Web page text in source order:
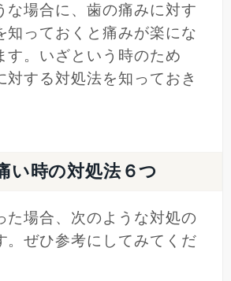
な場合に、歯の痛みに対す
知っておくと痛みが楽にな
す。いざという時のため
対する対処法を知っておき
い時の対処法６つ
場合、次のような対処の
。ぜひ参考にしてみてくだ